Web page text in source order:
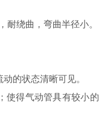
耐绕曲，弯曲半径小。
的状态清晰可见。
使得气动管具有较小的